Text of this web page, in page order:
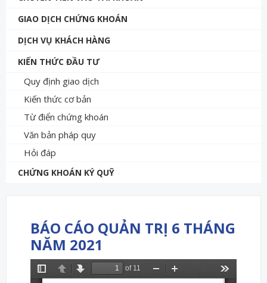
GIAO DỊCH CHỨNG KHOÁN
DỊCH VỤ KHÁCH HÀNG
KIẾN THỨC ĐẦU TƯ
Quy định giao dịch
Kiến thức cơ bản
Từ điển chứng khoán
Văn bản pháp quy
Hỏi đáp
CHỨNG KHOÁN KÝ QUỸ
BÁO CÁO QUẢN TRỊ 6 THÁNG
NĂM 2021